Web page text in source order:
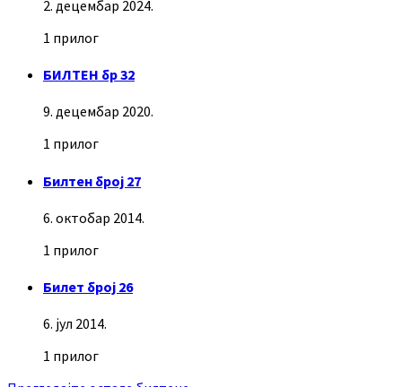
2. децембар 2024.
1 прилог
БИЛТЕН бр 32
9. децембар 2020.
1 прилог
Билтен број 27
6. октобар 2014.
1 прилог
Билет број 26
6. јул 2014.
1 прилог